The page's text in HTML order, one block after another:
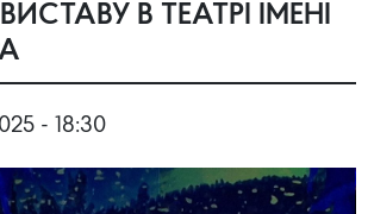
В ТЕАТРІ ІМЕНІ
- 18:30